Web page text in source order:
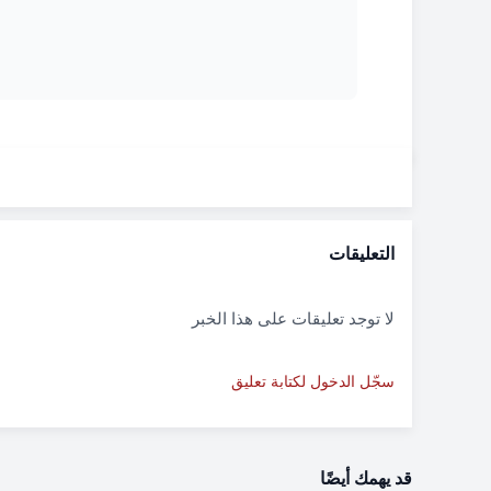
التعليقات
لا توجد تعليقات على هذا الخبر
سجّل الدخول لكتابة تعليق
قد يهمك أيضًا